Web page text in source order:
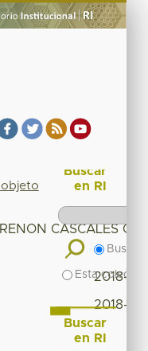
CASCALES
2018-
2018-
Buscar
en RI
Buscar
Esta
Buscar
en RI